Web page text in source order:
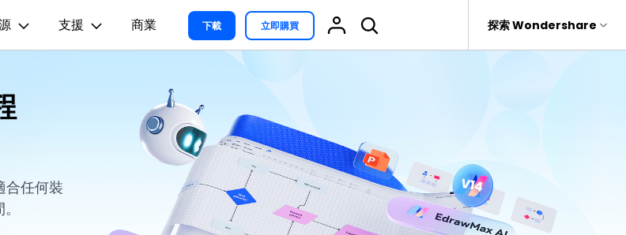
雲端文件管理。
實用工具
Recoverit
遺失檔案救援。
關於我們
新聞中心
商店
商務
Filmora
UniConverter
關於我們 新聞中心 商店 支援 探索 Wondershare
EdrawMind
心智圖與腦力激盪工具
設計用途
平面圖
資訊圖
科學插圖
家系圖
圖標
容
務圖表範例 >
統架構圖表範例 >
係圖譜圖表範例 >
免費可編輯家族樹範例 >
免費可編輯的供應鏈圖範例 >
精選9款Excel甘特圖範本 >
文氏圖符號與集合符號 >
支援
教程 > EdrawMind 教程 >
>
商業 下載 立即購買
合任何裝